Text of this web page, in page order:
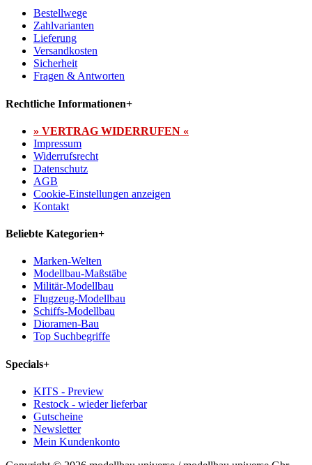
Bestellwege
Zahlvarianten
Lieferung
Versandkosten
Sicherheit
Fragen & Antworten
Rechtliche Informationen+
» VERTRAG WIDERRUFEN «
Impressum
Widerrufsrecht
Datenschutz
AGB
Cookie-Einstellungen anzeigen
Kontakt
Beliebte Kategorien+
Marken-Welten
Modellbau-Maßstäbe
Militär-Modellbau
Flugzeug-Modellbau
Schiffs-Modellbau
Dioramen-Bau
Top Suchbegriffe
Specials+
KITS - Preview
Restock - wieder lieferbar
Gutscheine
Newsletter
Mein Kundenkonto